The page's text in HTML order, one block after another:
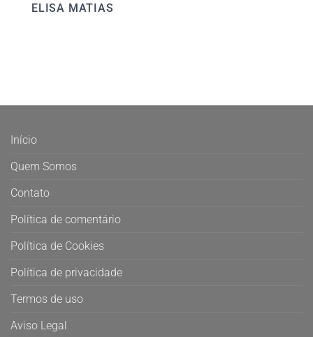
ELISA MATIAS
Início
Quem Somos
Contato
Política de comentário
Política de Cookies
Política de privacidade
Termos de uso
Aviso Legal